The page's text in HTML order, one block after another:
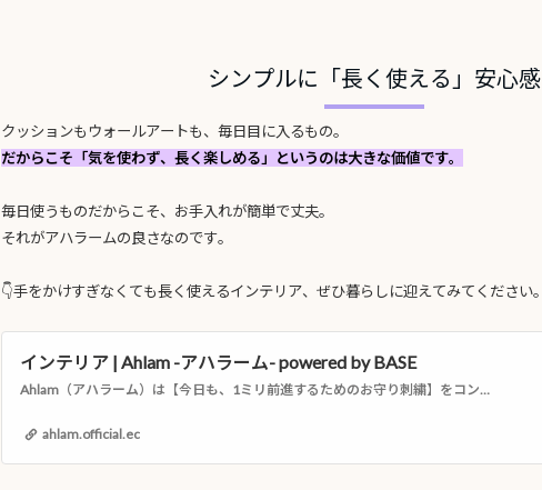
シンプルに「長く使える」安心感
クッションもウォールアートも、毎日目に入るもの。
だからこそ「気を使わず、長く楽しめる」というのは大きな価値です。
毎日使うものだからこそ、お手入れが簡単で丈夫。
それがアハラームの良さなのです。
👇手をかけすぎなくても長く使えるインテリア、ぜひ暮らしに迎えてみてください。
インテリア | Ahlam -アハラーム- powered by BASE
Ahlam（アハラーム）は【今日も、1ミリ前進するためのお守り刺繍】をコンセプトに、シリアの伝統工芸品である、シリア刺繍を扱うブランドです。
ahlam.official.ec